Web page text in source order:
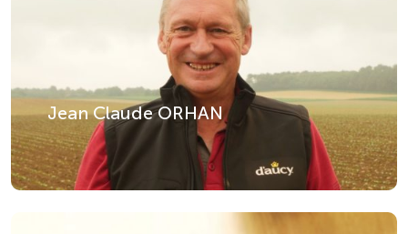
Jean Claude ORHAN